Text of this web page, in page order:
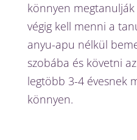
könnyen
végig kell menni a
anyu-apu nélkül
szobába és követni
legtöbb 3-4 évesnek
könnyen.